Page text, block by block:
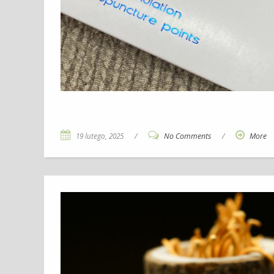
19 lutego, 2025 / No Comments / More